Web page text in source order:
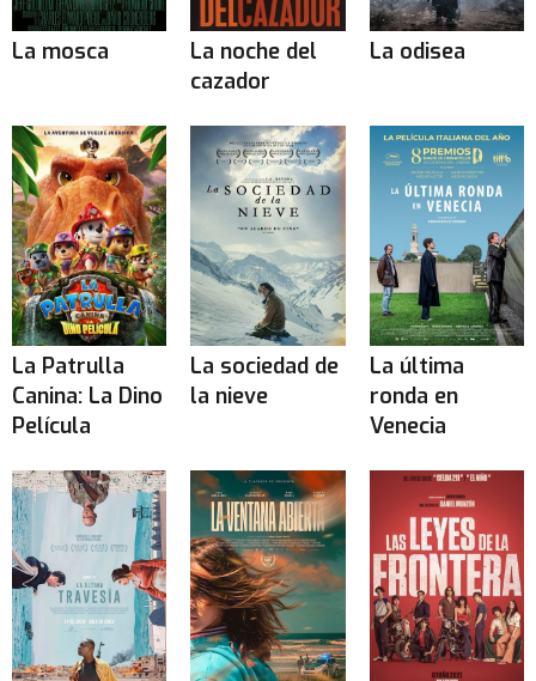
La mosca
La noche del
cazador
La odisea
La Patrulla
Canina: La Dino
Película
La sociedad de
la nieve
La última
ronda en
Venecia